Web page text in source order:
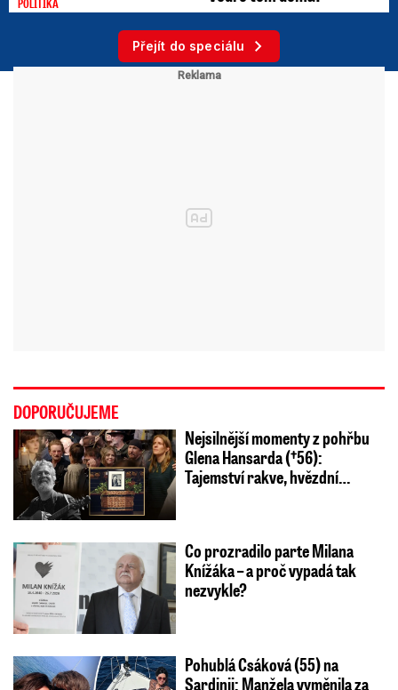
Přejít do speciálu
DOPORUČUJEME
Nejsilnější momenty z pohřbu
Glena Hansarda (†56):
Tajemství rakve, hvězdní…
Co prozradilo parte Milana
Knížáka – a proč vypadá tak
nezvykle?
Pohublá Csáková (55) na
Sardinii: Manžela vyměnila za